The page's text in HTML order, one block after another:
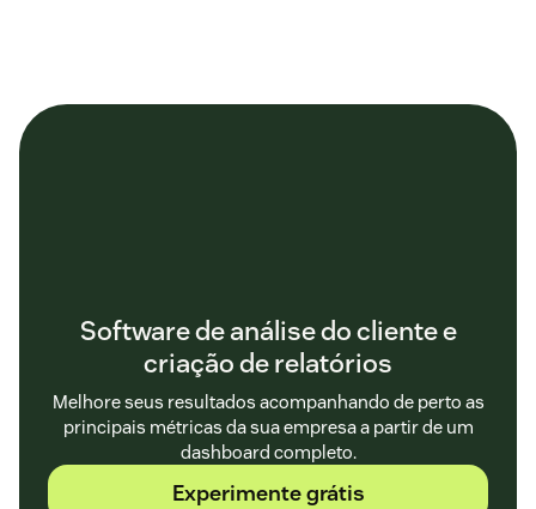
Software de análise do cliente e
criação de relatórios
Melhore seus resultados acompanhando de perto as
principais métricas da sua empresa a partir de um
dashboard completo.
Experimente grátis